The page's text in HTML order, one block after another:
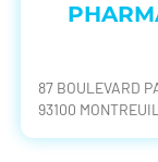
87 BOULEVARD
93100 MONTREUIL